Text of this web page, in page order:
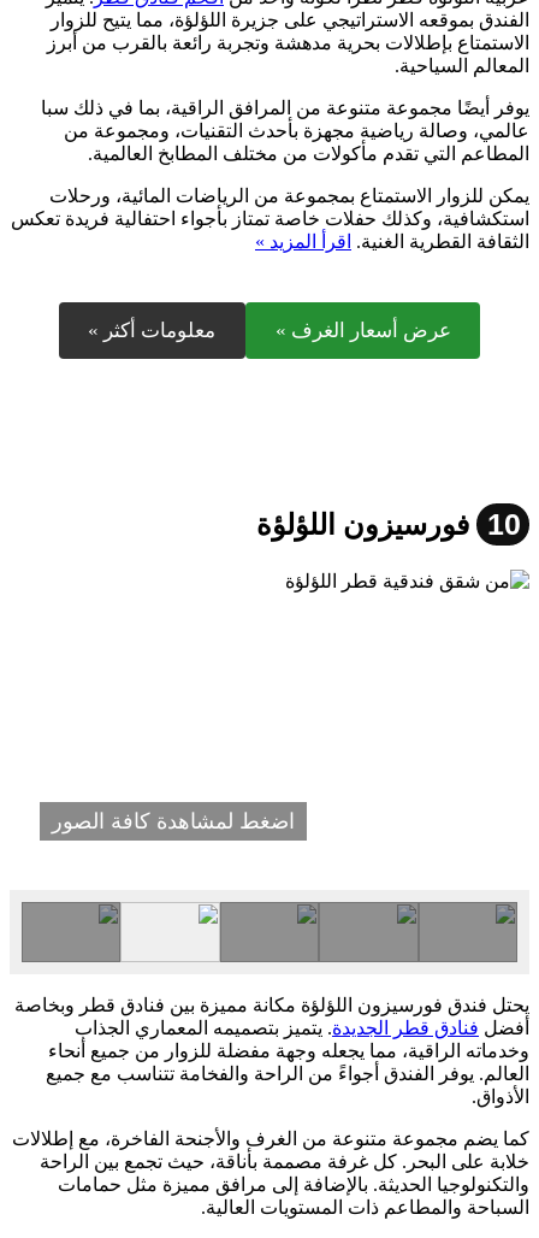
الفندق بموقعه الاستراتيجي على جزيرة اللؤلؤة، مما يتيح للزوار
الاستمتاع بإطلالات بحرية مدهشة وتجربة رائعة بالقرب من أبرز
المعالم السياحية.
يوفر أيضًا مجموعة متنوعة من المرافق الراقية، بما في ذلك سبا
عالمي، وصالة رياضية مجهزة بأحدث التقنيات، ومجموعة من
المطاعم التي تقدم مأكولات من مختلف المطابخ العالمية.
يمكن للزوار الاستمتاع بمجموعة من الرياضات المائية، ورحلات
استكشافية، وكذلك حفلات خاصة تمتاز بأجواء احتفالية فريدة تعكس
الثقافة القطرية الغنية. اقرأ المزيد »
عرض أسعار الغرف » معلومات أكثر »
10 فورسيزون اللؤلؤة
اضغط لمشاهدة كافة الصور
يحتل فندق فورسيزون اللؤلؤة مكانة مميزة بين فنادق قطر وبخاصة
أفضل فنادق قطر الجديدة. يتميز بتصميمه المعماري الجذاب
وخدماته الراقية، مما يجعله وجهة مفضلة للزوار من جميع أنحاء
العالم. يوفر الفندق أجواءً من الراحة والفخامة تتناسب مع جميع
الأذواق.
كما يضم مجموعة متنوعة من الغرف والأجنحة الفاخرة، مع إطلالات
خلابة على البحر. كل غرفة مصممة بأناقة، حيث تجمع بين الراحة
والتكنولوجيا الحديثة. بالإضافة إلى مرافق مميزة مثل حمامات
السباحة والمطاعم ذات المستويات العالية.